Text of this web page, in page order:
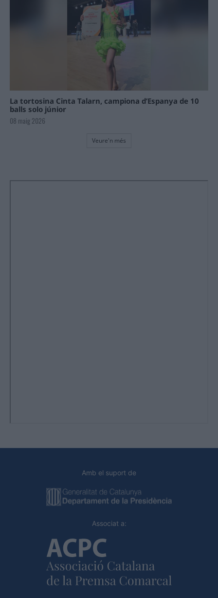
La tortosina Cinta Talarn, campiona d’Espanya de 10
balls solo júnior
08 maig 2026
Veure'n més
Amb el suport de
Associat a: